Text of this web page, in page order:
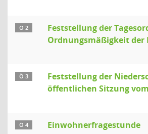
Ö 2
Feststellung der
Ordnungsmäßigkeit der
Ö 3
Feststellung der
öffentlichen Sitzung
Ö 4 Einwohnerfragestunde